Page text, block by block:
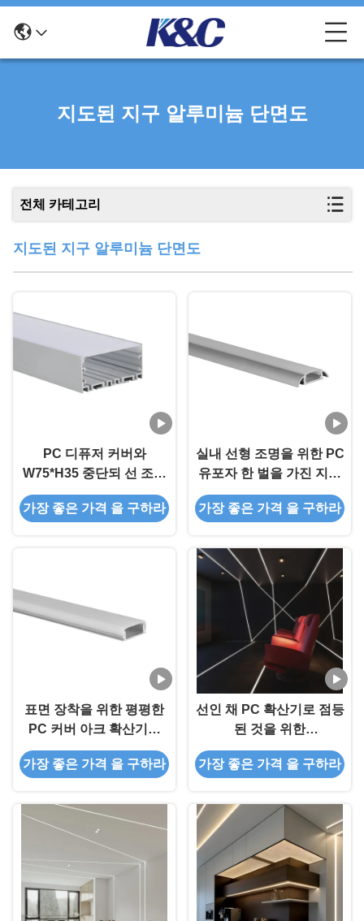
지도된 지구 알루미늄 단면도
전체 카테고리
지도된 지구 알루미늄 단면도
PC 디퓨저 커버와
W75*H35 중단되 선 조명
LED 스트립 알루미늄 프
로필
가장 좋은 가격 을 구하라
실내 선형 조명을 위한 PC
유포자 한 벌을 가진 지도
된 지구 점화를 위한 지상
편평한 알루미늄 밀어남
가장 좋은 가격 을 구하라
표면 장착을 위한 평평한
PC 커버 아크 확산기와
LED 스트립 알루미늄 프
로필
가장 좋은 가격 을 구하라
선인 채 PC 확산기로 점등
된 것을 위한
W16.6*H7mm 주도하 알
루미늄 프로필
가장 좋은 가격 을 구하라